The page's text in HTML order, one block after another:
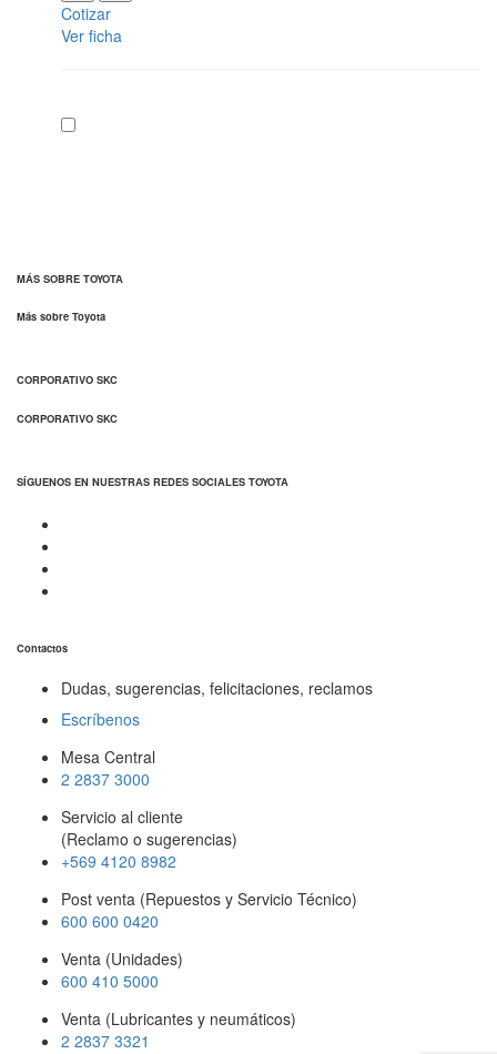
Cotizar
Ver ficha
MÁS SOBRE TOYOTA
Más sobre Toyota
CORPORATIVO SKC
CORPORATIVO SKC
SÍGUENOS EN NUESTRAS REDES SOCIALES TOYOTA
Contactos
Dudas, sugerencias, felicitaciones, reclamos
Escríbenos
Mesa Central
2 2837 3000
Servicio al cliente
(Reclamo o sugerencias)
+569 4120 8982
Post venta (Repuestos y Servicio Técnico)
600 600 0420
Venta (Unidades)
600 410 5000
Venta (Lubricantes y neumáticos)
2 2837 3321